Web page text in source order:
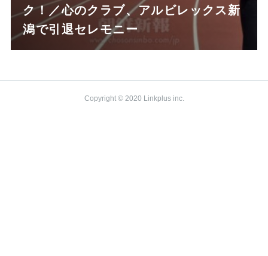
ク！／心のクラブ、アルビレックス新
潟で引退セレモニー
Copyright © 2020 Linkplus inc.